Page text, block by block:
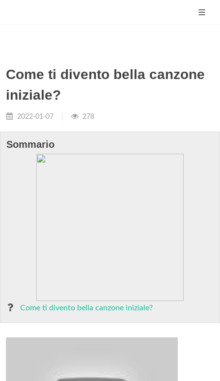
Come ti divento bella canzone
iniziale?
2022-01-07 278
Sommario
Come ti divento bella canzone iniziale?